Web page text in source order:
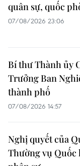
quân sự, quốc
07/08/2026 23:06
Bí thư Thành ủy
Trưởng Ban
thành phố
07/08/2026 14:57
Nghị quyết của
Thường vụ Quốc